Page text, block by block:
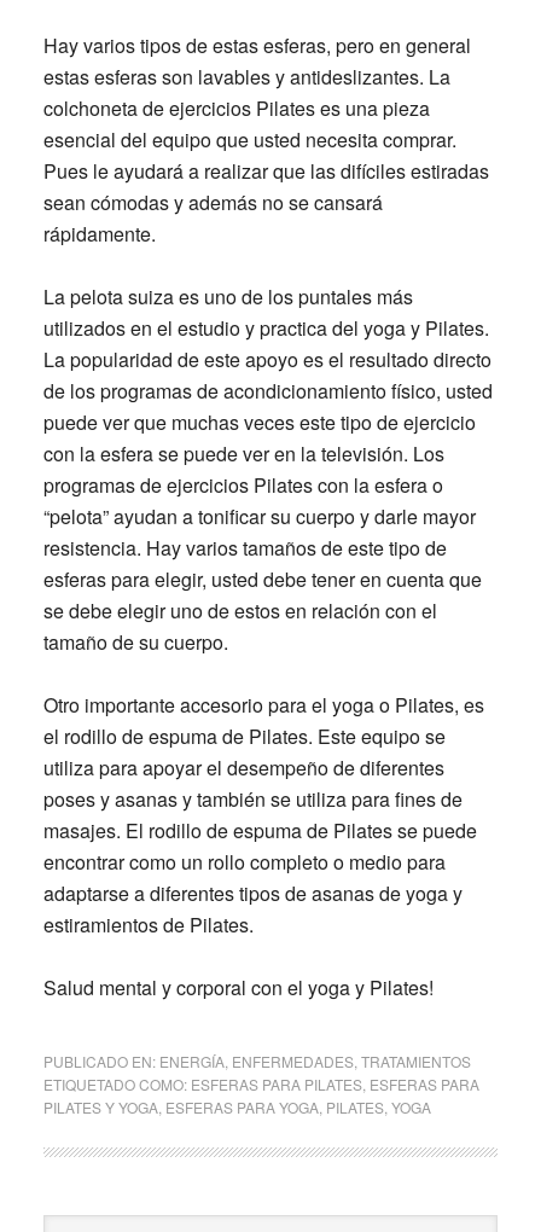
Hay varios tipos de estas esferas, pero en general
estas esferas son lavables y antideslizantes. La
colchoneta de ejercicios Pilates es una pieza
esencial del equipo que usted necesita comprar.
Pues le ayudará a realizar que las difíciles estiradas
sean cómodas y además no se cansará
rápidamente.
La pelota suiza es uno de los puntales más
utilizados en el estudio y practica del yoga y Pilates.
La popularidad de este apoyo es el resultado directo
de los programas de acondicionamiento físico, usted
puede ver que muchas veces este tipo de ejercicio
con la esfera se puede ver en la televisión. Los
programas de ejercicios Pilates con la esfera o
“pelota” ayudan a tonificar su cuerpo y darle mayor
resistencia. Hay varios tamaños de este tipo de
esferas para elegir, usted debe tener en cuenta que
se debe elegir uno de estos en relación con el
tamaño de su cuerpo.
Otro importante accesorio para el yoga o Pilates, es
el rodillo de espuma de Pilates. Este equipo se
utiliza para apoyar el desempeño de diferentes
poses y asanas y también se utiliza para fines de
masajes. El rodillo de espuma de Pilates se puede
encontrar como un rollo completo o medio para
adaptarse a diferentes tipos de asanas de yoga y
estiramientos de Pilates.
Salud mental y corporal con el yoga y Pilates!
PUBLICADO EN: ENERGÍA, ENFERMEDADES, TRATAMIENTOS
ETIQUETADO COMO: ESFERAS PARA PILATES, ESFERAS PARA
PILATES Y YOGA, ESFERAS PARA YOGA, PILATES, YOGA